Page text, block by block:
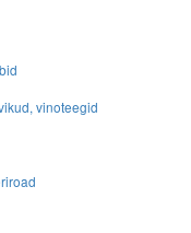
vinoteegid